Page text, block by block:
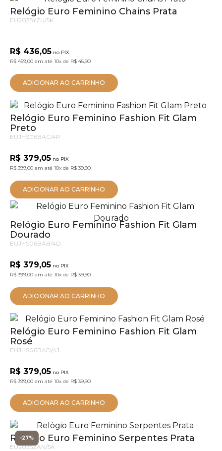
Relógio Euro Feminino Chains Prata
EU2035YZU/5K
R$ 436,05 no PIX
R$ 459,00 em até 10x de R$ 45,90
ADICIONAR AO CARRINHO
Relógio Euro Feminino Fashion Fit Glam
Preto
EUJHS06BAC/4P
R$ 379,05 no PIX
R$ 399,00 em até 10x de R$ 39,90
ADICIONAR AO CARRINHO
Relógio Euro Feminino Fashion Fit Glam
Dourado
EUJHS06BAB/4D
R$ 379,05 no PIX
R$ 399,00 em até 10x de R$ 39,90
ADICIONAR AO CARRINHO
Relógio Euro Feminino Fashion Fit Glam
Rosé
EUJHS06BAD/4J
R$ 379,05 no PIX
R$ 399,00 em até 10x de R$ 39,90
ADICIONAR AO CARRINHO
-27%
Relógio Euro Feminino Serpentes Prata
EU2035ZAN/5A